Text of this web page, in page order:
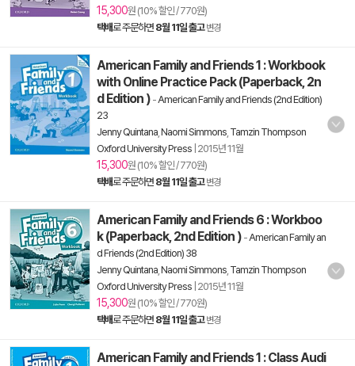
15,300원 (10% 할인 / 770원)
택배로 주문하면 8월 11일 출고 변경
American Family and Friends 1 : Workbook
with Online Practice Pack (Paperback, 2n
d Edition ) -American Family and Friends (2nd Edition)
23
Jenny Quintana Naomi Simmons Tamzin Thompson
Oxford University Press 2015년 11월
15,300원 (10% 할인 / 770원)
택배로 주문하면 8월 11일 출고 변경
American Family and Friends 6 : Workboo
k (Paperback, 2nd Edition ) -American Family an
d Friends (2nd Edition) 38
Jenny Quintana Naomi Simmons Tamzin Thompson
Oxford University Press 2015년 11월
15,300원 (10% 할인 / 770원)
택배로 주문하면 8월 11일 출고 변경
American Family and Friends 1 : Class Audi